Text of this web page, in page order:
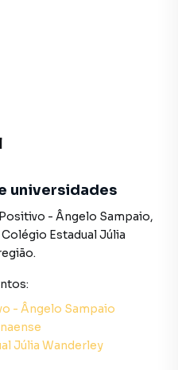
moderna com
equipada, otimizando as
de última geração
monitorada para
cotidiano.
Curitiba ao Seu Alcance
é ter o privilégio de
capital:
passos da charmosa
shopping centers da
universidades
- Ângelo Sampaio,
Colégio Estadual Júlia
:
- Ângelo Sampaio
Júlia Wanderley